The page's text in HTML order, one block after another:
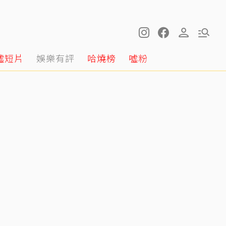
短片 娛樂有評 哈燒榜 噓粉